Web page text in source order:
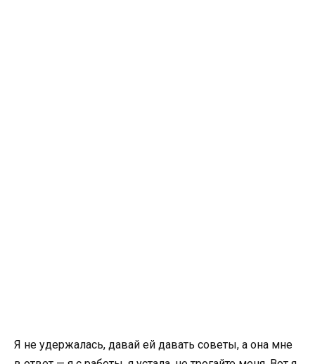
Я не удержалась, давай ей давать советы, а она мне